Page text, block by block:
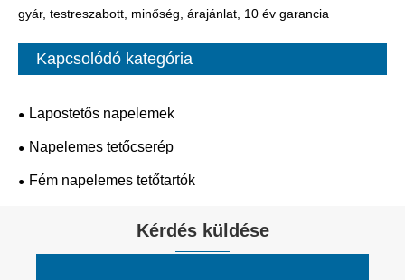
gyár, testreszabott, minőség, árajánlat, 10 év garancia
Kapcsolódó kategória
Lapostetős napelemek
Napelemes tetőcserép
Fém napelemes tetőtartók
Kérdés küldése